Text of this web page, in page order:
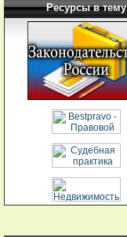
Ресурсы в тему